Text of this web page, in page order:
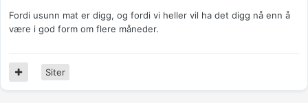
Fordi usunn mat er digg, og fordi vi heller vil ha det digg nå enn å
være i god form om flere måneder.
Siter